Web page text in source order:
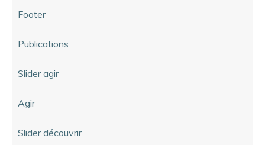
Footer
Publications
Slider agir
Agir
Slider découvrir